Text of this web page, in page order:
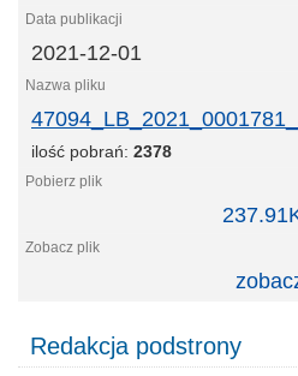
2021-12-01
ilość pobrań: 2378
10-
19.pdf
Redakcja podstrony